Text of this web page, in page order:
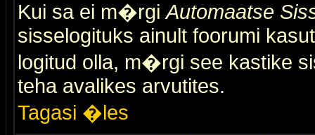
Kui sa ei m�rgiAutomaatse
sisselogituks ainult foorumi
logitud olla, m�rgi see kastike
teha avalikes arvutites.
Tagasi �les